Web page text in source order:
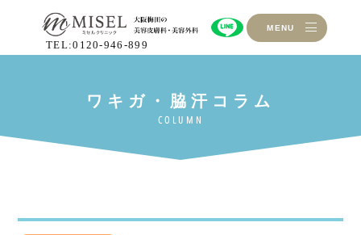
TEL:0120-946-899
MENU